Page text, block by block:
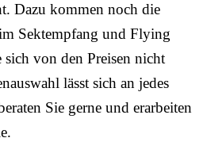
Dazu kommen noch die
Sektempfang und Flying
von den Preisen nicht
lässt sich an jedes
Sie gerne und erarbeiten